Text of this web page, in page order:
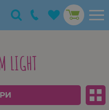
LIGHT